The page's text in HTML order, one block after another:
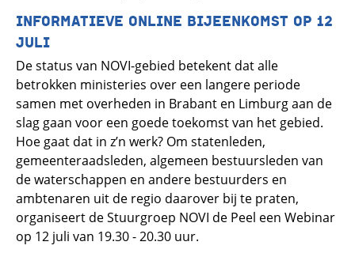
INFORMATIEVE ONLINE BIJEENKOMST OP 12
JULI
De status van NOVI-gebied betekent dat alle
betrokken ministeries over een langere periode
samen met overheden in Brabant en Limburg aan de
slag gaan voor een goede toekomst van het gebied.
Hoe gaat dat in z’n werk? Om statenleden,
gemeenteraadsleden, algemeen bestuursleden van
de waterschappen en andere bestuurders en
ambtenaren uit de regio daarover bij te praten,
organiseert de Stuurgroep NOVI de Peel een Webinar
op 12 juli van 19.30 - 20.30 uur.